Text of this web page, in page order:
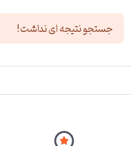
جستجو نتیجه ای نداشت!